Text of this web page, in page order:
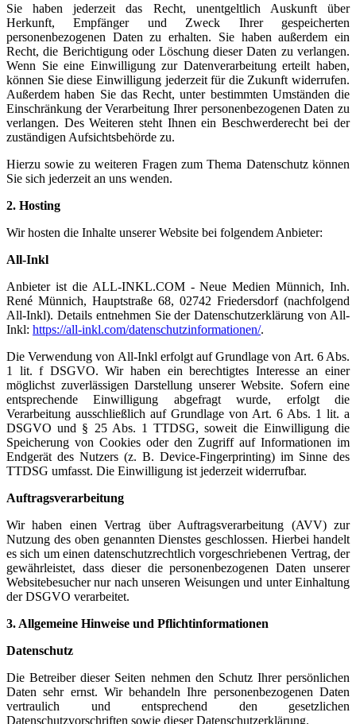
Sie haben jederzeit das Recht, unentgeltlich Auskunft über
Herkunft, Empfänger und Zweck Ihrer gespeicherten
personenbezogenen Daten zu erhalten. Sie haben außerdem ein
Recht, die Berichtigung oder Löschung dieser Daten zu verlangen.
Wenn Sie eine Einwilligung zur Datenverarbeitung erteilt haben,
können Sie diese Einwilligung jederzeit für die Zukunft widerrufen.
Außerdem haben Sie das Recht, unter bestimmten Umständen die
Einschränkung der Verarbeitung Ihrer personenbezogenen Daten zu
verlangen. Des Weiteren steht Ihnen ein Beschwerderecht bei der
zuständigen Aufsichtsbehörde zu.
Hierzu sowie zu weiteren Fragen zum Thema Datenschutz können
Sie sich jederzeit an uns wenden.
2. Hosting
Wir hosten die Inhalte unserer Website bei folgendem Anbieter:
All-Inkl
Anbieter ist die ALL-INKL.COM - Neue Medien Münnich, Inh.
René Münnich, Hauptstraße 68, 02742 Friedersdorf (nachfolgend
All-Inkl). Details entnehmen Sie der Datenschutzerklärung von All-
Inkl: https://all-inkl.com/datenschutzinformationen/.
Die Verwendung von All-Inkl erfolgt auf Grundlage von Art. 6 Abs.
1 lit. f DSGVO. Wir haben ein berechtigtes Interesse an einer
möglichst zuverlässigen Darstellung unserer Website. Sofern eine
entsprechende Einwilligung abgefragt wurde, erfolgt die
Verarbeitung ausschließlich auf Grundlage von Art. 6 Abs. 1 lit. a
DSGVO und § 25 Abs. 1 TTDSG, soweit die Einwilligung die
Speicherung von Cookies oder den Zugriff auf Informationen im
Endgerät des Nutzers (z. B. Device-Fingerprinting) im Sinne des
TTDSG umfasst. Die Einwilligung ist jederzeit widerrufbar.
Auftragsverarbeitung
Wir haben einen Vertrag über Auftragsverarbeitung (AVV) zur
Nutzung des oben genannten Dienstes geschlossen. Hierbei handelt
es sich um einen datenschutzrechtlich vorgeschriebenen Vertrag, der
gewährleistet, dass dieser die personenbezogenen Daten unserer
Websitebesucher nur nach unseren Weisungen und unter Einhaltung
der DSGVO verarbeitet.
3. Allgemeine Hinweise und Pflicht­informationen
Datenschutz
Die Betreiber dieser Seiten nehmen den Schutz Ihrer persönlichen
Daten sehr ernst. Wir behandeln Ihre personenbezogenen Daten
vertraulich und entsprechend den gesetzlichen
Datenschutzvorschriften sowie dieser Datenschutzerklärung.